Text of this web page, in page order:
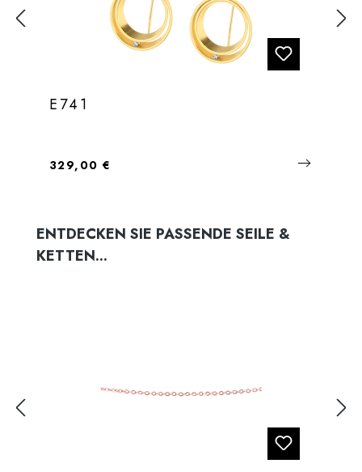
E741
Regulärer Preis:
329,00 €
Produktgalerie überspringen
ENTDECKEN SIE PASSENDE SEILE &
KETTEN...